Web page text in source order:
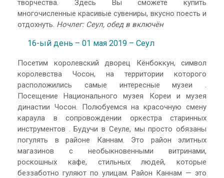
творчества. Здесь Вы сможете купить
многочисленные красивые сувениры, вкусно поесть и
отдохнуть. Ночлег: Сеул, обед в включён
16-ый день – 01 мая 2019 – Сеул
Посетим королевский дворец Кёнбоккун, символ
королевства Чосон, на территории которого
расположились самые интересные музеи .
Посещение Национального музея Кореи и музея
династии Чосон. Полюбуемся на красочную смену
караула в сопровождении оркестра старинных
инструментов . Будучи в Сеуле, мы просто обязаны
погулять в районе Каннам. Это район элитных
магазинов с необыкновенными витринами,
роскошных кафе, стильных людей, которые
беззаботно гуляют по улицам. Район Каннам — это